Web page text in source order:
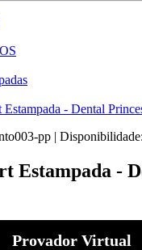
- Dental
pp | Disponibilidade:
Estampada -
Provador Virtual